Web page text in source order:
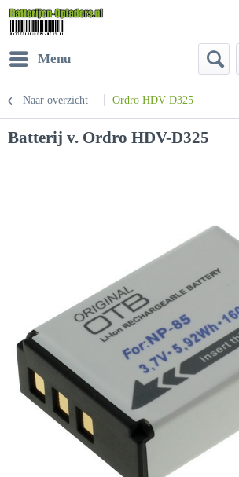
Menu
Naar overzicht Ordro HDV-D325
Batterij v. Ordro HDV-D325